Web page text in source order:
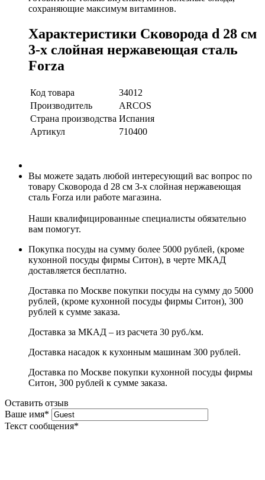
сохраняющие максимум витаминов.
Характеристики Сковорода d 28 см
3-х слойная нержавеющая сталь
Forza
Код товара
34012
Производитель
ARCOS
Страна производства Испания
Артикул
710400
Вы можете задать любой интересующий вас вопрос по
товару Сковорода d 28 см 3-х слойная нержавеющая
сталь Forza или работе магазина.
Наши квалифицированные специалисты обязательно
вам помогут.
Покупка посуды на сумму более 5000 рублей, (кроме
кухонной посуды фирмы Ситон), в черте МКАД
доставляется бесплатно.
Доставка по Москве покупки посуды на сумму до 5000
рублей, (кроме кухонной посуды фирмы Ситон), 300
рублей к сумме заказа.
Доставка за МКАД – из расчета 30 руб./км.
Доставка насадок к кухонным машинам 300 рублей.
Доставка по Москве покупки кухонной посуды фирмы
Ситон, 300 рублей к сумме заказа.
Оставить отзыв
Ваше имя*
Текст сообщения*